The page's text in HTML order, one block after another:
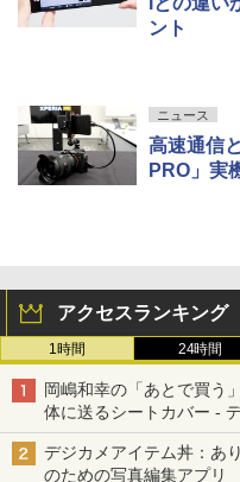
ント
ニュース
高速通信
PRO」実
アクセスランキング
1時間 24時間
岡嶋和幸の「あとで買う
体に送るシートカバー -
デジカメアイテム丼：あ
のための写真編集アプリ